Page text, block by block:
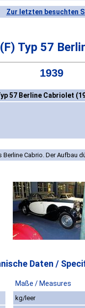
Zur letzten besuchten
Typ 57
1939
57 Berline Cabriolet
Cabrio. Der Aufbau
Daten /
Maße / Measures
kg/leer